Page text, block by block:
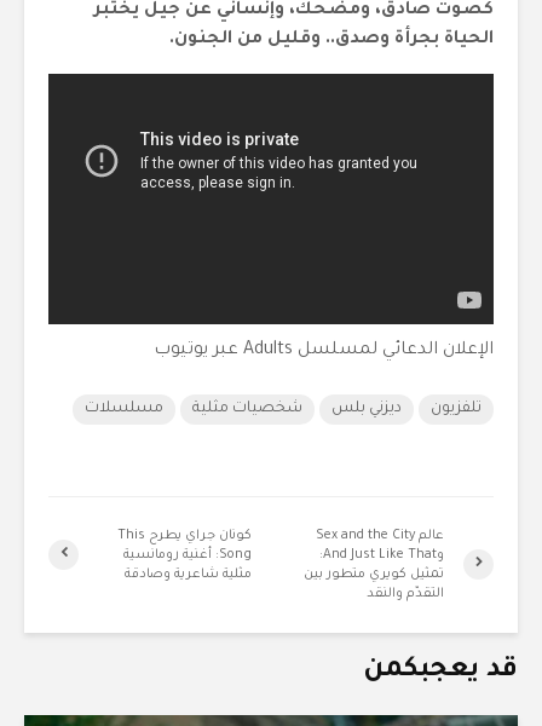
كصوت صادق، ومضحك، وإنساني عن جيل يختبر
الحياة بجرأة وصدق.. وقليل من الجنون.
الإعلان الدعائي لمسلسل Adults عبر يوتيوب
تلفزيون ديزني بلس شخصيات مثلية مسلسلات
كونان جراي يطرح This
Song: أغنية رومانسية
مثلية شاعرية وصادقة
عالم Sex and the City
وAnd Just Like That:
تمثيل كويري متطور بين
التقدّم والنقد
قد يعجبكمن